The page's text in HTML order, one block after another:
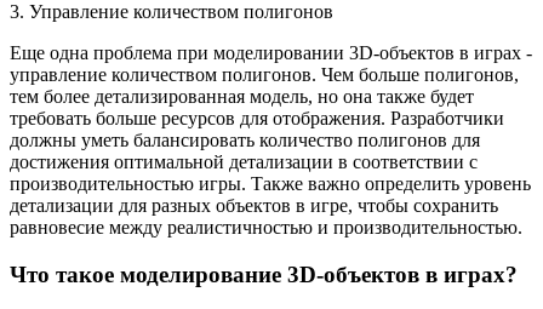
3. Управление количеством полигонов
Еще одна проблема при моделировании 3D-объектов в играх -
управление количеством полигонов. Чем больше полигонов,
тем более детализированная модель, но она также будет
требовать больше ресурсов для отображения. Разработчики
должны уметь балансировать количество полигонов для
достижения оптимальной детализации в соответствии с
производительностью игры. Также важно определить уровень
детализации для разных объектов в игре, чтобы сохранить
равновесие между реалистичностью и производительностью.
Что такое моделирование 3D-объектов в играх?